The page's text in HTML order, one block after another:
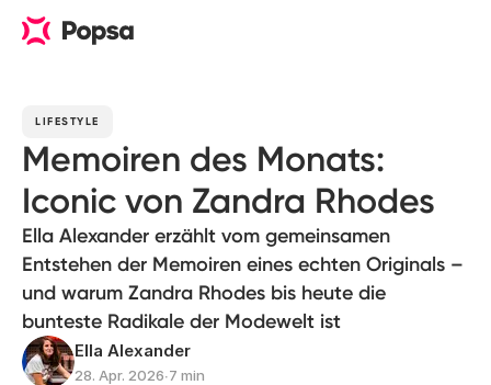
LIFESTYLE
Memoiren des Monats:
Iconic von Zandra Rhodes
Ella Alexander erzählt vom gemeinsamen
Entstehen der Memoiren eines echten Originals –
und warum Zandra Rhodes bis heute die
bunteste Radikale der Modewelt ist
Ella Alexander
28. Apr. 2026∙7 min